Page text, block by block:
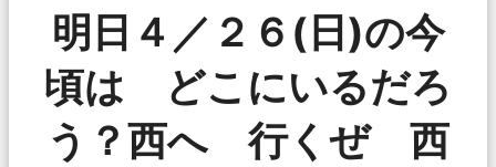
明日４／２６(日)の今
頃は どこにいるだろ
う？西へ 行くぜ 西